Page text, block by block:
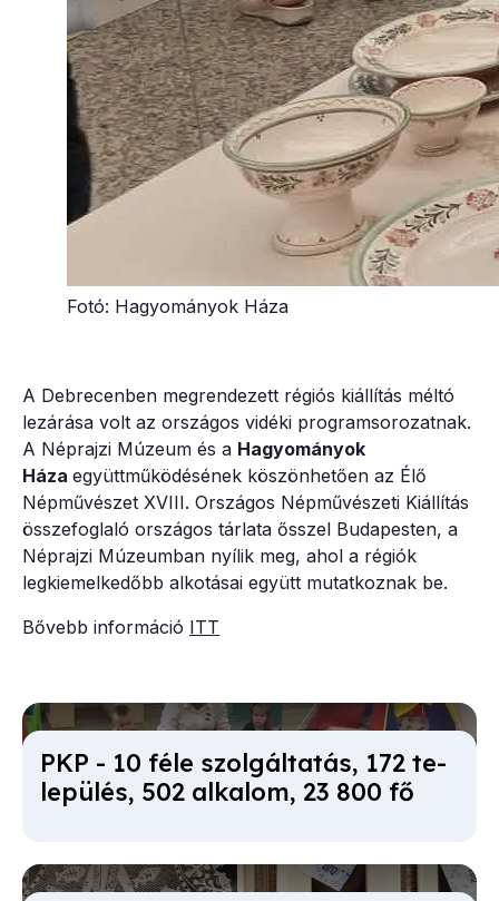
Fotó: Hagyományok Háza
A Debrecenben megrendezett régiós kiállítás méltó
lezárása volt az országos vidéki programsorozatnak.
A Néprajzi Múzeum és a Hagyományok
Háza együttműködésének köszönhetően az Élő
Népművészet XVIII. Országos Népművészeti Kiállítás
összefoglaló országos tárlata ősszel Budapesten, a
Néprajzi Múzeumban nyílik meg, ahol a régiók
legkiemelkedőbb alkotásai együtt mutatkoznak be.
Bővebb információ ITT
PKP - 10 fé­le szol­gál­ta­tás, 172 te­
le­pü­lés, 502 al­ka­lom, 23 800 fő